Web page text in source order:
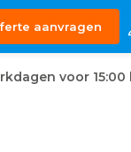
aanvragen
voor